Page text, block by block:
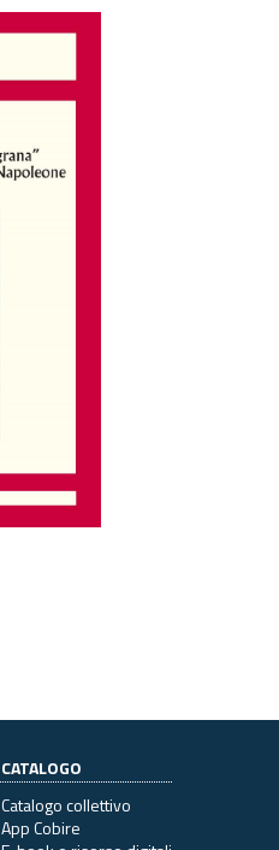
CATALOGO
Catalogo collettivo
App Cobire